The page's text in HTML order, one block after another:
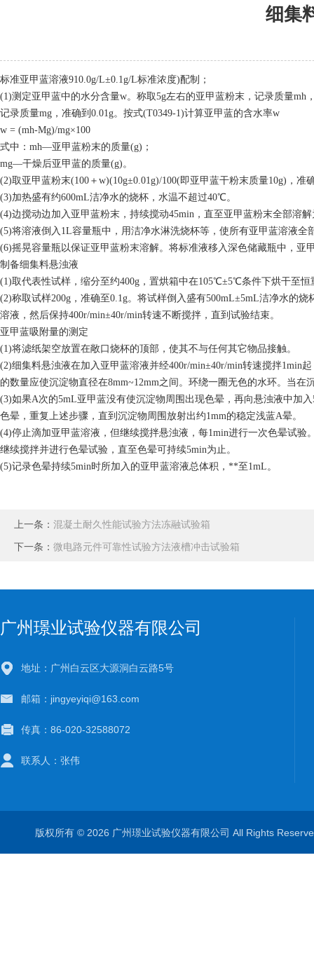
细集
标准亚甲蓝溶液910.0g/L±0.1g/L标准浓度)配制；
(1)测定亚甲蓝中的水分含量w。称取5g左右的亚甲蓝粉末，记录质量mh
记录质量mg， 准确到 0.01g。按式(T0349-1)计算亚甲蓝的含水率w
w = (mh-Mg)/mg×100
式中： mh—亚甲蓝粉末的质量(g)；
mg—干燥后亚甲蓝的质量(g)。
(2)取亚甲蓝粉末(100＋w)(10g±0.01g)/100(即亚甲蓝干粉末质量10g)， 准
(3)加热盛有约600mL洁净水的烧杯，水温不超过40℃。
(4)边搅动边加入亚甲蓝粉末，持续搅动45min，直至亚甲蓝粉末全部溶
(5)将溶液倒入1L容量瓶中，用洁净水淋洗烧杯等，使所有亚甲蓝溶液
(6)摇晃容量瓶以保证亚甲蓝粉末溶解。将标准液移入深色储藏瓶中，
制备细集料悬浊液
(1)取代表性试样，缩分至约400g，置烘箱中在105℃±5℃条件下烘干至
(2)称取试样200g， 准确至0.1g。将试样倒入盛有500mL±5mL洁净水的
溶液，然后保持400r/min±40r/min转速不断搅拌，直到试验结束。
亚甲蓝吸附量的测定
(1)将滤纸架空放置在敞口烧杯的顶部，使其不与任何其它物品接触。
(2)细集料悬浊液在加入亚甲蓝溶液并经400r/min±40r/min转速搅拌1min
的数量应使沉淀物直径在8mm~12mm之间。环绕一圈无色的水环。当在
(3)如果A次的5mL亚甲蓝没有使沉淀物周围出现色晕，再向悬浊液中加
色晕，重复上述步骤，直到沉淀物周围放射出约1mm的稳定浅蓝A晕。
(4)停止滴加亚甲蓝溶液，但继续搅拌悬浊液，每1min进行一次色晕试验
继续搅拌并进行色晕试验，直至色晕可持续5min为止。
(5)记录色晕持续5min时所加入的亚甲蓝溶液总体积， **至 1mL。
上一条： 混凝土耐久性能试验方法冻融试验箱
下一条： 微电路元件可靠性试验方法液槽冲击试验箱
广州璟业试验仪器有限公司
地址：广州白云区大源洞白云路5号
邮箱：jingyeyiqi@163.com
传真：86-020-32588072
联系人：张伟
版权所有 © 2026 广州璟业试验仪器有限公司 All Rights